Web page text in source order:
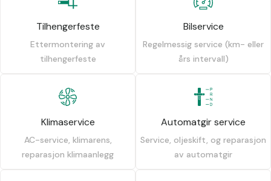
Tilhengerfeste
Ettermontering av
tilhengerfeste
Bilservice
Regelmessig service (km- eller
års intervall)
Klimaservice
AC-service, klimarens,
reparasjon klimaanlegg
Automatgir service
Service, oljeskift, og reparasjon
av automatgir